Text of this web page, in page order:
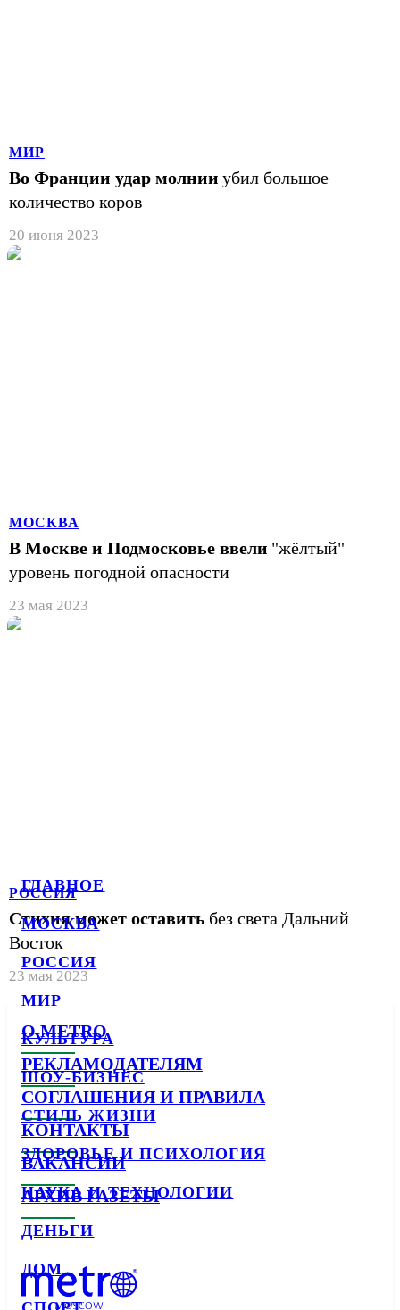
ГЛАВНОЕ
МОСКВА
РОССИЯ
МИР
КУЛЬТУРА
ШОУ-БИЗНЕС
СТИЛЬ ЖИЗНИ
ЗДОРОВЬЕ И ПСИХОЛОГИЯ
НАУКА И ТЕХНОЛОГИИ
ДЕНЬГИ
ДОМ
МИР
Во Франции удар молнии убил большое
количество коров
20 июня 2023
МОСКВА
В Москве и Подмосковье ввели "жёлтый"
уровень погодной опасности
23 мая 2023
РОССИЯ
Стихия может оставить без света Дальний
Восток
23 мая 2023
О METRO
РЕКЛАМОДАТЕЛЯМ
СОГЛАШЕНИЯ И ПРАВИЛА
КОНТАКТЫ
ВАКАНСИИ
АРХИВ ГАЗЕТЫ